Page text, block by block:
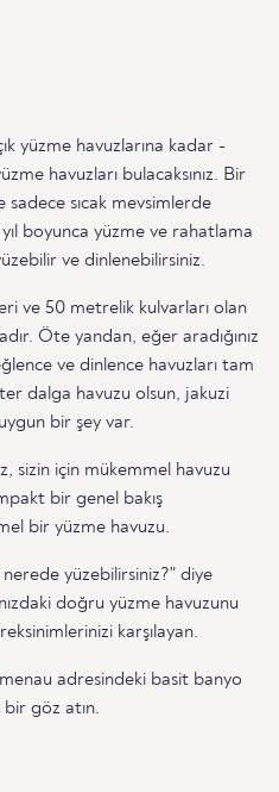
yüzme havuzlarına kadar -
havuzları bulacaksınız. Bir
sadece sıcak mevsimlerde
boyunca yüzme ve rahatlama
ve dinlenebilirsiniz.
ve 50 metrelik kulvarları olan
Öte yandan, eğer aradığınız
ve dinlence havuzları tam
dalga havuzu olsun, jakuzi
bir şey var.
sizin için mükemmel havuzu
bir genel bakış
bir yüzme havuzu.
yüzebilirsiniz?" diye
doğru yüzme havuzunu
karşılayan.
adresindeki basit banyo
bir göz atın.